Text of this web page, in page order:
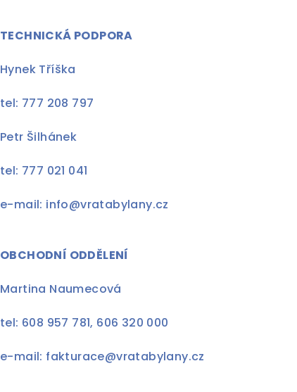
TECHNICKÁ PODPORA
Hynek Tříška
tel: 777 208 797
Petr Šilhánek
tel: 777 021 041
e-mail: info@vratabylany.cz
OBCHODNÍ ODDĚLENÍ
Martina Naumecová
tel: 608 957 781, 606 320 000
e-mail: fakturace@vratabylany.cz